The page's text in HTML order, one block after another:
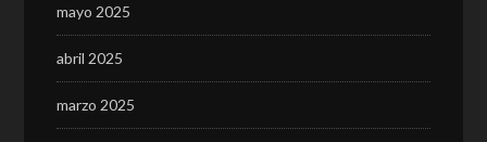
mayo 2025
abril 2025
marzo 2025